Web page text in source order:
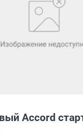
Accord